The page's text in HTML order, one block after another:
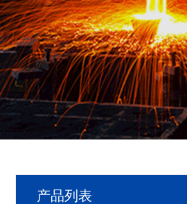
产品列表